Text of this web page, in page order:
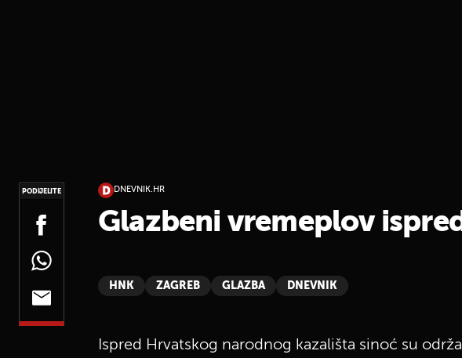
PODIJELITE DNEVNIK.HR
Glazbeni vremeplov
HNK ZAGREB GLAZBA DNEVNIK
Ispred Hrvatskog narodnog kazališta sinoć su